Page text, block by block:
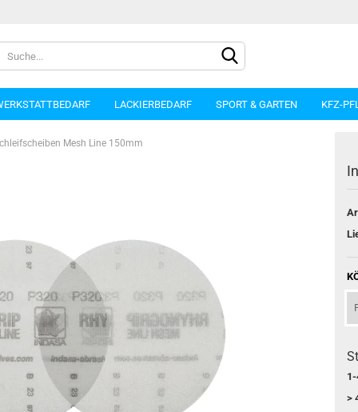
Konto
LACKIERBEDARF SPORT & GARTEN KFZ-
Mesh Line 150mm
>